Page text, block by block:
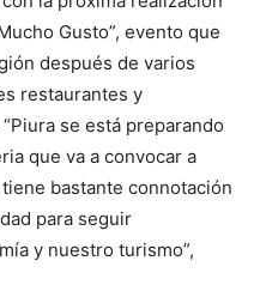
Gusto”, evento que
después de varios
restaurantes y
se está preparando
que va a convocar a
bastante connotación
para seguir
y nuestro turismo”,